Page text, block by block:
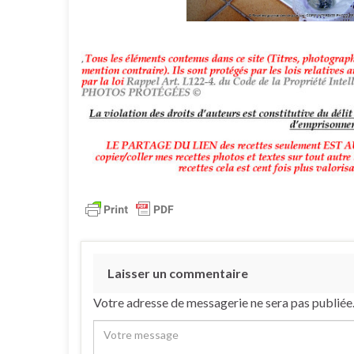
Laisser un commentaire
Votre adresse de messagerie ne sera pas publiée.